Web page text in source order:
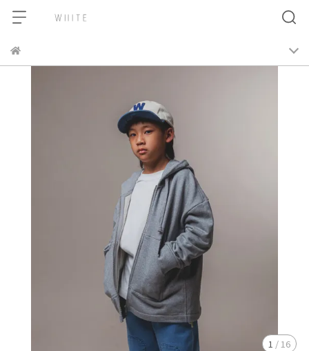
1 / 16